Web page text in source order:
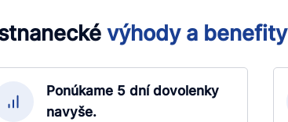
výhody a benefity
Ponúkame 5 dní dovolenky
navyše.